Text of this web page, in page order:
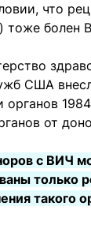
что
тоже болен
США
органов
от
с ВИЧ
только
такого